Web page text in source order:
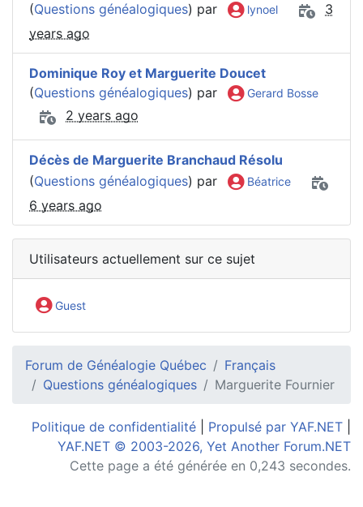
(Questions généalogiques) par lynoel
3
years ago
Dominique Roy et Marguerite Doucet
(Questions généalogiques) par Gerard Bosse
2 years ago
Décès de Marguerite Branchaud Résolu
(Questions généalogiques) par Béatrice
6 years ago
Utilisateurs actuellement sur ce sujet
Guest
Forum de Généalogie Québec
Français
Questions généalogiques
Marguerite Fournier
Politique de confidentialité Propulsé par YAF.NET
YAF.NET © 2003-2026, Yet Another Forum.NET
Cette page a été générée en 0,243 secondes.